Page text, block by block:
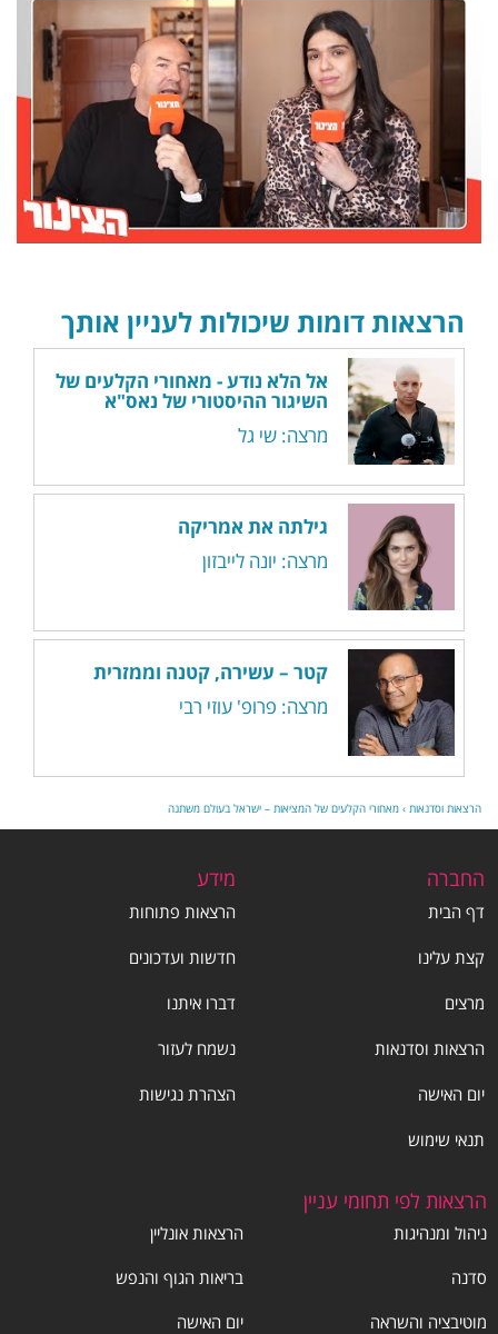
הרצאות דומות שיכולות לעניין אותך
אל הלא נודע - מאחורי הקלעים של
השיגור ההיסטורי של נאס"א
מרצה: שי גל
גילתה את אמריקה
מרצה: יונה לייבזון
קטר – עשירה, קטנה וממזרית
מרצה: פרופ' עוזי רבי
הרצאות וסדנאות › מאחורי הקלעים של המציאות – ישראל בעולם משתנה
החברה
דף הבית
קצת עלינו
מרצים
הרצאות וסדנאות
יום האישה
תנאי שימוש
מידע
הרצאות פתוחות
חדשות ועדכונים
דברו איתנו
נשמח לעזור
הצהרת נגישות
הרצאות לפי תחומי עניין
ניהול ומנהיגות
הרצאות אונליין
סדנה
בריאות הגוף והנפש
מוטיבציה והשראה
יום האישה